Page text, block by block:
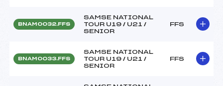
BNAM0032.FFS
SAMSE NATIONAL
TOUR U19 / U21 /
SENIOR
FFS
BNAM0033.FFS
SAMSE NATIONAL
TOUR U19 / U21 /
SENIOR
FFS